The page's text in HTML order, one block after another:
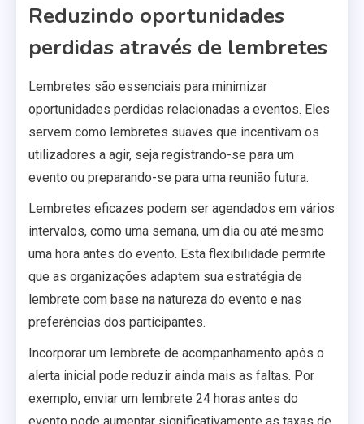
Reduzindo oportunidades
perdidas através de lembretes
Lembretes são essenciais para minimizar
oportunidades perdidas relacionadas a eventos. Eles
servem como lembretes suaves que incentivam os
utilizadores a agir, seja registrando-se para um
evento ou preparando-se para uma reunião futura.
Lembretes eficazes podem ser agendados em vários
intervalos, como uma semana, um dia ou até mesmo
uma hora antes do evento. Esta flexibilidade permite
que as organizações adaptem sua estratégia de
lembrete com base na natureza do evento e nas
preferências dos participantes.
Incorporar um lembrete de acompanhamento após o
alerta inicial pode reduzir ainda mais as faltas. Por
exemplo, enviar um lembrete 24 horas antes do
evento pode aumentar significativamente as taxas de